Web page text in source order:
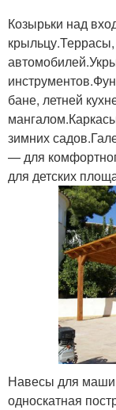
Козырьки над
бане, летней
зимних
— для
для детских
Навесы для
односкатная